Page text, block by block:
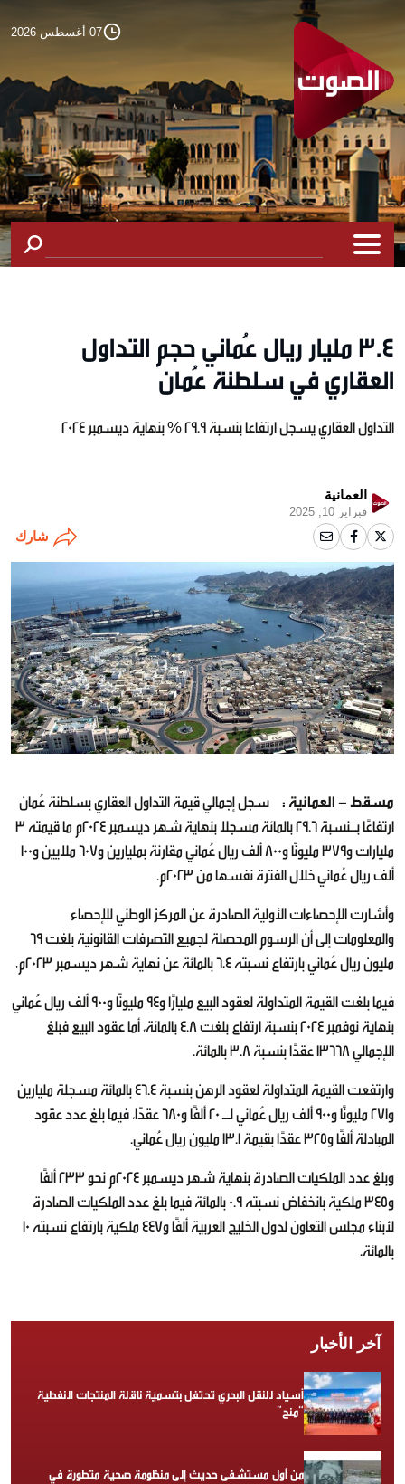
07 أغسطس 2026
3.4 مليار ريال عُماني حجم التداول
العقاري في سلطنة عُمان
التداول العقاري يسجل ارتفاعا بنسبة 29.9 % بنهاية ديسمبر 2024
العمانية
فبراير 10, 2025
شارك
مسقط - العمانية :
سجل إجمالي قيمة التداول العقاري بسلطنة عُمان
ارتفاعًا بـنسبة 29.6 بالمائة مسجلا بنهاية شهر ديسمبر 2024م ما قيمته 3
مليارات و379 مليونًا و800 ألف ريال عُماني مقارنة بمليارين و607 ملايين و100
ألف ريال عُماني خلال الفترة نفسها من 2023م.
وأشارت الإحصاءات الأولية الصادرة عن المركز الوطني للإحصاء
والمعلومات إلى أن الرسوم المحصلة لجميع التصرفات القانونية بلغت 69
مليون ريال عُماني بارتفاع نسبته 6.4 بالمائة عن نهاية شهر ديسمبر 2023م،
فيما بلغت القيمة المتداولة لعقود البيع مليارًا و94 مليونًا و900 ألف ريال عُماني
بنهاية نوفمبر 2024 بنسبة ارتفاع بلغت 4.8 بالمائة، أما عقود البيع فبلغ
الإجمالي 13668 عقدًا بنسبة 3.8 بالمائة.
وارتفعت القيمة المتداولة لعقود الرهن بنسبة 46.4 بالمائة مسجلة مليارين
و271 مليونًا و900 ألف ريال عُماني لـ 20 ألفًا و680 عقدًا، فيما بلغ عدد عقود
المبادلة ألفًا و325 عقدًا بقيمة 13.1 مليون ريال عُماني.
وبلغ عدد الملكيات الصادرة بنهاية شهر ديسمبر 2024م نحو 233 ألفًا
و345 ملكية بانخفاض نسبته 0.9 بالمائة فيما بلغ عدد الملكيات الصادرة
لأبناء مجلس التعاون لدول الخليج العربية ألفًا و447 ملكية بارتفاع نسبته 10
بالمائة.
آخر الأخبار
أسياد للنقل البحري تحتفل بتسمية ناقلة المنتجات النفطية
“منح”
من أول مستشفى حديث إلى منظومة صحية متطورة في